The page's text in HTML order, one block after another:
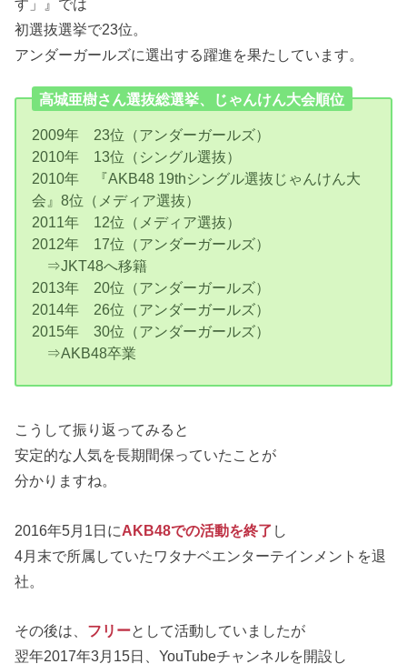
す」』では
初選抜選挙で23位。
アンダーガールズに選出する躍進を果たしています。
高城亜樹さん選抜総選挙、じゃんけん大会順位
2009年 23位（アンダーガールズ）
2010年 13位（シングル選抜）
2010年 『AKB48 19thシングル選抜じゃんけん大
会』8位（メディア選抜）
2011年 12位（メディア選抜）
2012年 17位（アンダーガールズ）
⇒JKT48へ移籍
2013年 20位（アンダーガールズ）
2014年 26位（アンダーガールズ）
2015年 30位（アンダーガールズ）
⇒AKB48卒業
こうして振り返ってみると
安定的な人気を長期間保っていたことが
分かりますね。
2016年5月1日にAKB48での活動を終了 し
4月末で所属していたワタナベエンターテインメントを退
社。
その後は、 フリーとして活動していましたが
翌年2017年3月15日、YouTubeチャンネルを開設し